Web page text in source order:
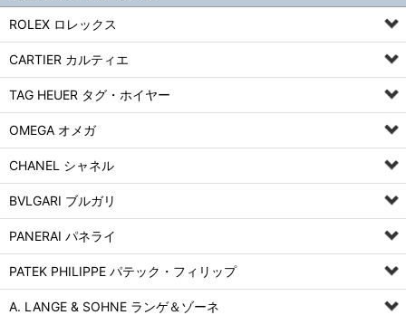
ROLEX ロレックス
CARTIER カルティエ
TAG HEUER タグ・ホイヤー
OMEGA オメガ
CHANEL シャネル
BVLGARI ブルガリ
PANERAI パネライ
PATEK PHILIPPE パテック・フィリップ
A. LANGE & SOHNE ランゲ＆ゾーネ